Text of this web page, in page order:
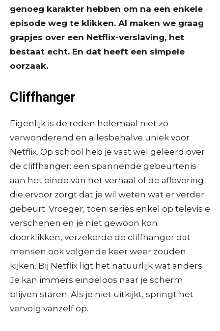
genoeg karakter hebben om na een enkele
episode weg te klikken. Al maken we graag
grapjes over een Netflix-verslaving, het
bestaat echt. En dat heeft een simpele
oorzaak.
Cliffhanger
Eigenlijk is de reden helemaal niet zo
verwonderend en allesbehalve uniek voor
Netflix. Op school heb je vast wel geleerd over
de cliffhanger: een spannende gebeurtenis
aan het einde van het verhaal of de aflevering
die ervoor zorgt dat je wil weten wat er verder
gebeurt. Vroeger, toen series enkel op televisie
verschenen en je niet gewoon kon
doorklikken, verzekerde de cliffhanger dat
mensen ook volgende keer weer zouden
kijken. Bij Netflix ligt het natuurlijk wat anders.
Je kan immers eindeloos naar je scherm
blijven staren. Als je niet uitkijkt, springt het
vervolg vanzelf op.